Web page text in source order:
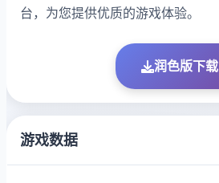
台，为您提供优质的游戏体验。
润色版下载
游戏数据